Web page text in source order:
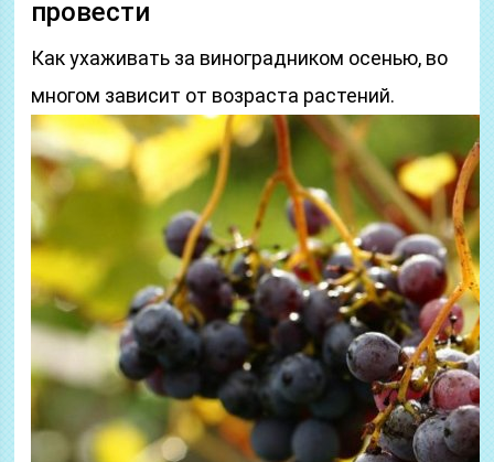
провести
Как ухаживать за виноградником осенью, во
многом зависит от возраста растений.